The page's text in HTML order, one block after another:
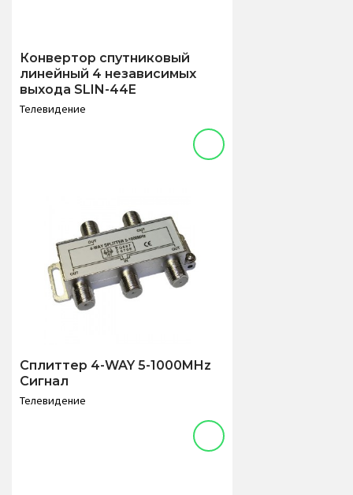
Конвертор спутниковый
линейный 4 независимых
выхода SLIN-44E
Телевидение
Сплиттер 4-WAY 5-1000MHz
Сигнал
Телевидение